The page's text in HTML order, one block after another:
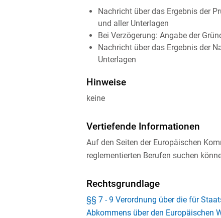
Nachricht über das Ergebnis der
und aller Unterlagen
Bei Verzögerung: Angabe der
Nachricht über das Ergebnis der
Unterlagen
Hinweise
keine
Vertiefende Informationen
Auf den Seiten der Europäischen
reglementierten Berufen suchen
Rechtsgrundlage
§§ 7 - 9 Verordnung über die für
Abkommens über den Europäischen